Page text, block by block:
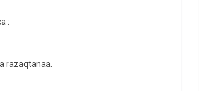
:
razaqtanaa.